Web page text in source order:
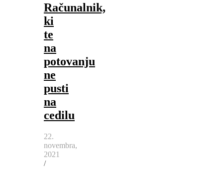
Računalnik,
ki
te
na
potovanju
ne
pusti
na
cedilu
22.
novembra,
2021
/